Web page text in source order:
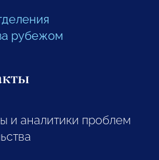
рубежом
и аналитики проблем